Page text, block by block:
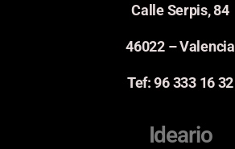
Calle Serpis, 84
46022 – Valencia
Tef: 96 333 16 32
Ideario